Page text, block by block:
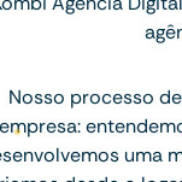
Nosso processo
empresa:
uma